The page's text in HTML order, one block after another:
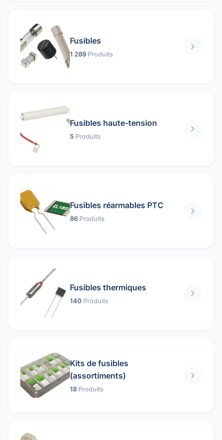
Fusibles
1 289 Produits
Fusibles haute-tension
5 Produits
Fusibles réarmables PTC
86 Produits
Fusibles thermiques
140 Produits
Kits de fusibles
(assortiments)
18 Produits